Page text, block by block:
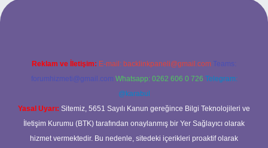
yeni giriş adresi
Reklam ve İletişim: E-mail: backlinkpaneli@gmail.com Teams:
forumhizmeti@gmail.com Whatsapp: 0262 606 0 726 Telegram:
@karabul
Yasal Uyarı: Sitemiz, 5651 Sayılı Kanun gereğince Bilgi Teknolojileri ve
İletişim Kurumu (BTK) tarafından onaylanmış bir Yer Sağlayıcı olarak
hizmet vermektedir. Bu nedenle, sitedeki içerikleri proaktif olarak